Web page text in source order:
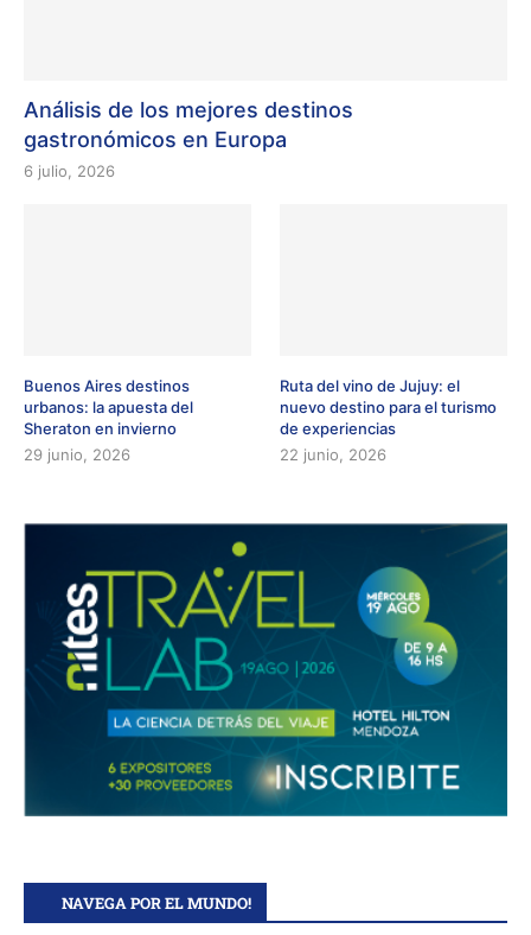
Análisis de los mejores destinos
gastronómicos en Europa
6 julio, 2026
Buenos Aires destinos
urbanos: la apuesta del
Sheraton en invierno
29 junio, 2026
Ruta del vino de Jujuy: el
nuevo destino para el turismo
de experiencias
22 junio, 2026
NAVEGA POR EL MUNDO!